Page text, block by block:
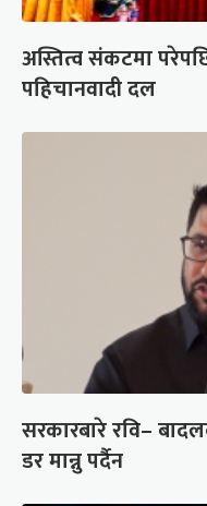
अस्तित्व संकटमा
पहिचानवादी दल
सरकारबारे रवि–
डर मान्नु पर्दैन